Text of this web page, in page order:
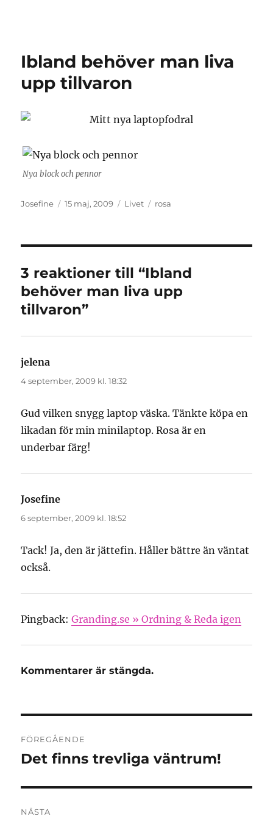
Ibland behöver man liva
upp tillvaron
Nya block och pennor
Författare
Josefine
Publicerat
15 maj, 2009 Kategorier
Livet Etiketter
rosa
3 reaktioner till “Ibland
behöver man liva upp
tillvaron”
jelena
4 september, 2009 kl. 18:32
Gud vilken snygg laptop väska. Tänkte köpa en
likadan för min minilaptop. Rosa är en
underbar färg!
Josefine
6 september, 2009 kl. 18:52
Tack! Ja, den är jättefin. Håller bättre än väntat
också.
Pingback:Granding.se » Ordning & Reda igen
Kommentarer är stängda.
FÖREGÅENDE
Föregående
Det finns trevliga väntrum!
NÄSTA